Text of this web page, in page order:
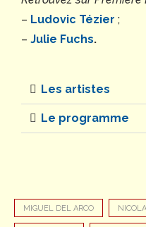
– Ludovic Tézier ;
– Julie Fuchs.
Les artistes
Le programme
MIGUEL DEL ARCO